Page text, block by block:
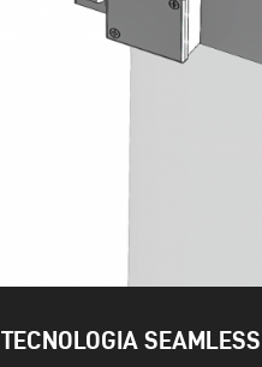
TECNOLOGIA